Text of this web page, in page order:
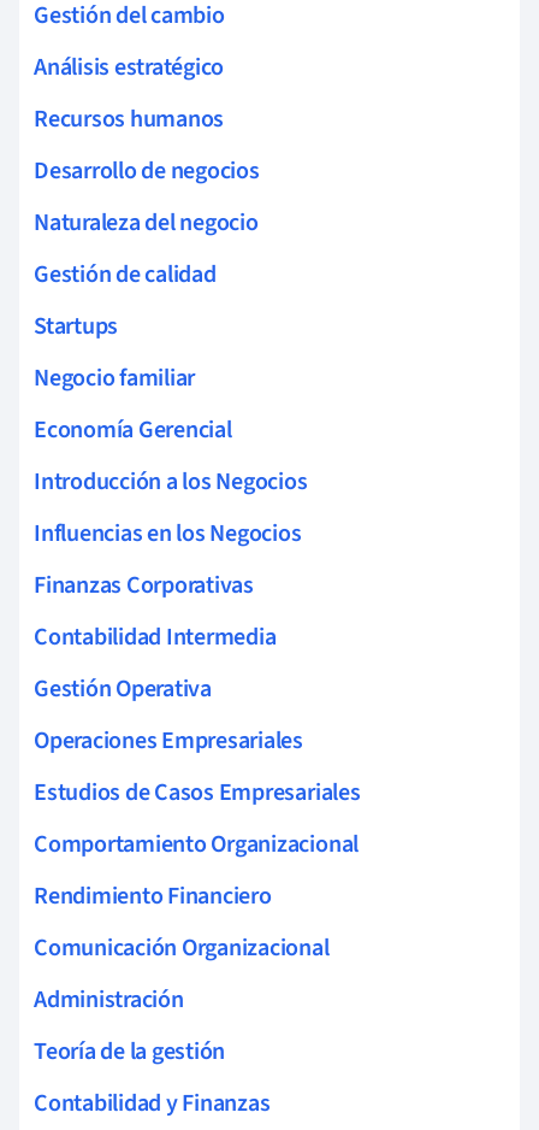
Gestión del cambio
Análisis estratégico
Recursos humanos
Desarrollo de negocios
Naturaleza del negocio
Gestión de calidad
Startups
Negocio familiar
Economía Gerencial
Introducción a los Negocios
Influencias en los Negocios
Finanzas Corporativas
Contabilidad Intermedia
Gestión Operativa
Operaciones Empresariales
Estudios de Casos Empresariales
Comportamiento Organizacional
Rendimiento Financiero
Comunicación Organizacional
Administración
Teoría de la gestión
Contabilidad y Finanzas